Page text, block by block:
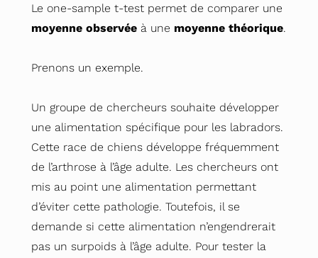
Le one-sample t-test permet de comparer une
moyenne observée à une moyenne théorique.
Prenons un exemple.
Un groupe de chercheurs souhaite développer
une alimentation spécifique pour les labradors.
Cette race de chiens développe fréquemment
de l’arthrose à l’âge adulte. Les chercheurs ont
mis au point une alimentation permettant
d’éviter cette pathologie. Toutefois, il se
demande si cette alimentation n’engendrerait
pas un surpoids à l’âge adulte. Pour tester la